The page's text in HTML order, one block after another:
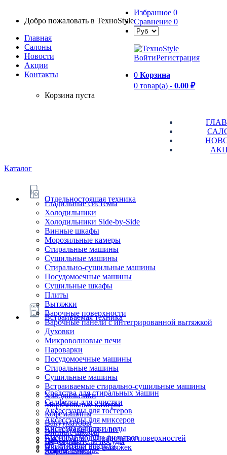
Добро пожаловать в TexноStyle
Главная
Салоны
Новости
Aкции
Контакты
Избранное 0
Сравнение 0
ВойтиРегистрация
0 Корзина
0 товар(а) - 0.00 ₽
Корзина пуста
Каталог
Отдельностоящая техника
Гладильные системы
Холодильники
Холодильники Side-by-Side
Винные шкафы
Морозильные камеры
Стиральные машины
Сушильные машины
Стирально-сушильные машины
Посудомоечные машины
Сушильные шкафы
Плиты
Встраиваемая техника
Вытяжки
Варочные поверхности
Варочные панели с интегрированной вытяжкой
Духовки
Микроволновые печи
Пароварки
Посудомоечные машины
Стиральные машины
Сушильные машины
Встраиваемые стирально-сушильные машины
Холодильники
Морозильные камеры
Кофемашины
Вакууматоры
Винные шкафы
Подогреватели посуды
Ящики сомелье
Блендеры
Кофемашины
Очистители воздуха
Системы очистки воды
Сменные модули фильтров
Аксессуары для тостеров
Аксессуары для миксеров
Аксессуары для плит
Аксессуары для варочных поверхностей
Аксессуары для вытяжек
Средства для стиральных машин
Салфетки для очистки